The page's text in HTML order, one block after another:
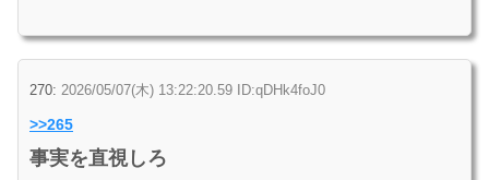
270: 2026/05/07(木) 13:22:20.59 ID:qDHk4foJ0
>>265
事実を直視しろ